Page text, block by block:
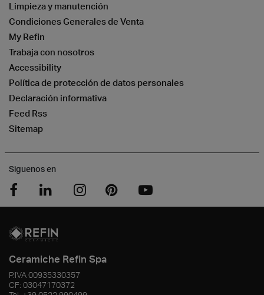
Limpieza y manutención
Condiciones Generales de Venta
My Refin
Trabaja con nosotros
Accessibility
Política de protección de datos personales
Declaración informativa
Feed Rss
Sitemap
Siguenos en
Ceramiche Refin Spa
P.IVA00935330357
CF: 03047170372